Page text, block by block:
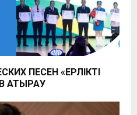
ПЕСЕН «ЕРЛІКТІҢ
АТЫРАУ